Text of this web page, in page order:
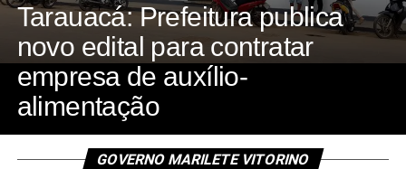
Tarauacá: Prefeitura publica
novo edital para contratar
empresa de auxílio-
alimentação
GOVERNO MARILETE VITORINO